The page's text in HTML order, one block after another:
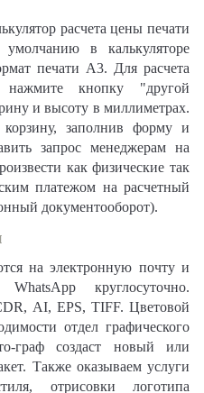
расчета цены печати
в калькуляторе
печати А3. Для расчета
нажмите кнопку "другой
и высоту в миллиметрах.
заполнив форму и
запрос менеджерам на
как физические так
платежом на расчетный
документооборот).
на электронную почту и
круглосуточно.
AI, EPS, TIFF. Цветовой
отдел графического
граф создаст новый или
Также оказываем услуги
отрисовки логотипа